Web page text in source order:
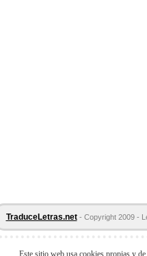
TraduceLetras.net - Copyright 2009 -
Este sitio web usa cookies propias y